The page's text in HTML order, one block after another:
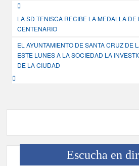
Navegación
de
entradas
LA SD TENISCA RECIBE LA MEDALLA DE
CENTENARIO
EL AYUNTAMIENTO DE SANTA CRUZ DE
ESTE LUNES A LA SOCIEDAD LA
DE LA CIUDAD
Escucha en